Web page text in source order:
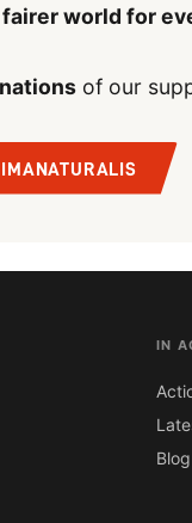
fairer world for
of our
IN
Blog